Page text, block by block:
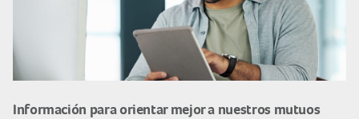
Información para orientar mejor a nuestros mutuos